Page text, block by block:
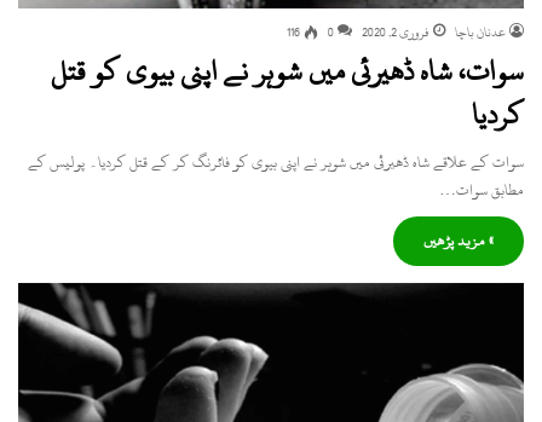
عدنان باچا فروری 2, 2020 0
116
سوات، شاہ ڈھیرئی میں شوہر نے اپنی بیوی کو قتل
کردیا
سوات کے علاقے شاہ ڈھیرئی میں شوہر نے اپنی بیوی کو فائرنگ کر کے قتل کردیا۔ پولیس کے
مطابق سوات…
» مزید پڑھیں